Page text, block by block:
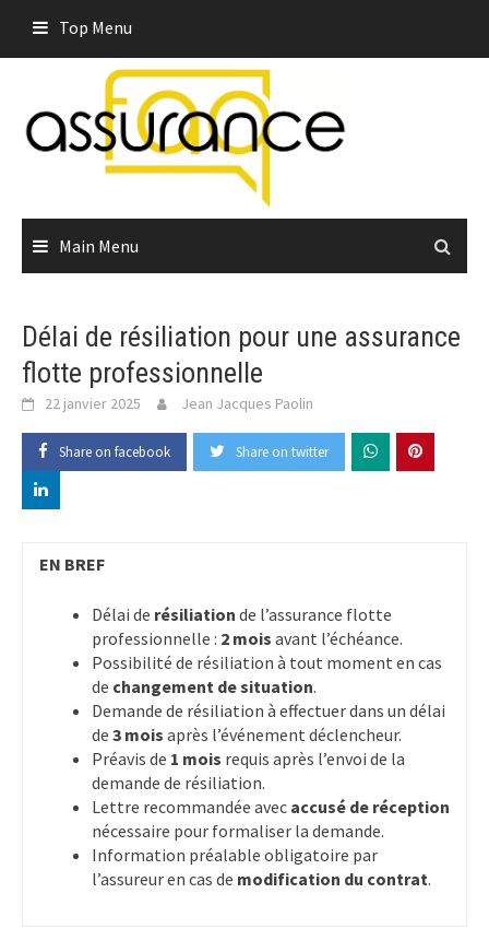
content
Top Menu
Main Menu
Délai de résiliation pour une assurance
flotte professionnelle
22 janvier 2025 Jean Jacques Paolin
Share on facebook Share on twitter
EN BREF
Délai de résiliation de l’assurance flotte
professionnelle : 2 mois avant l’échéance.
Possibilité de résiliation à tout moment en cas
de changement de situation.
Demande de résiliation à effectuer dans un délai
de 3 mois après l’événement déclencheur.
Préavis de 1 mois requis après l’envoi de la
demande de résiliation.
Lettre recommandée avec accusé de réception
nécessaire pour formaliser la demande.
Information préalable obligatoire par
l’assureur en cas de modification du contrat.